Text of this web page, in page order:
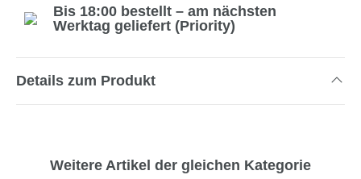
Bis 18:00 bestellt – am nächsten
Werktag geliefert (Priority)
Details zum Produkt
Weitere Artikel der gleichen Kategorie